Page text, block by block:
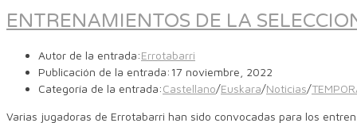
ENTRENAMIENTOS DE LA
Autor de la entrada:Errotabarri
Publicación de la entrada: 17 noviembre, 2022
Categoría de la entrada:Castellano/Euskara/Noticias/
Varias jugadoras de Errotabarri han sido convocadas para los